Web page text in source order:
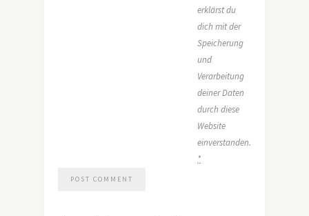
erklärst du
dich mit der
Speicherung
und
Verarbeitung
deiner Daten
durch diese
Website
einverstanden.
*